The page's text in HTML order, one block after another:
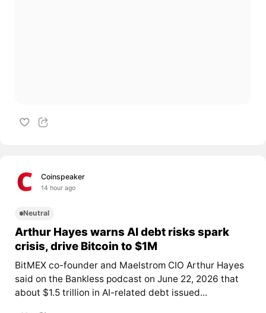
Coinspeaker
14 hour ago
Neutral
Arthur Hayes warns AI debt risks spark
crisis, drive Bitcoin to $1M
BitMEX co-founder and Maelstrom CIO Arthur Hayes
said on the Bankless podcast on June 22, 2026 that
about $1.5 trillion in AI-related debt issued...